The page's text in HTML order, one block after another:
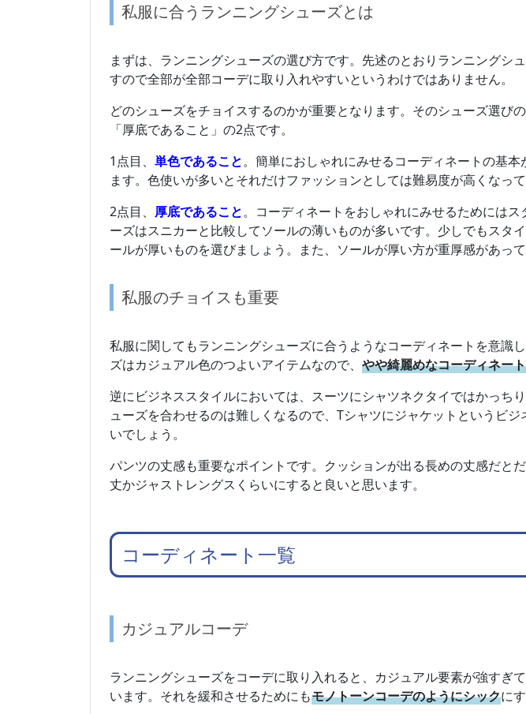
私服に合うランニングシューズとは
まずは、ランニングシューズの選び方です。先述のとおりランニングシ
すので全部が全部コーデに取り入れやすいというわけではありません。
どのシューズをチョイスするのかが重要となります。そのシューズ選び
「厚底であること」の2点です。
1点目、 単色であること。簡単におしゃれにみせるコーディネートの基
ます。色使いが多いとそれだけファッションとしては難易度が高くなって
2点目、 厚底であること。コーディネートをおしゃれにみせるためには
ーズはスニカーと比較してソールの薄いものが多いです。少しでもスタ
ールが厚いものを選びましょう。また、ソールが厚い方が重厚感があって
私服のチョイスも重要
私服に関してもランニングシューズに合うようなコーディネートを意識
ズはカジュアル色のつよいアイテムなので、 やや綺麗めなコーディネー
逆にビジネススタイルにおいては、スーツにシャツネクタイではかっち
ューズを合わせるのは難しくなるので、Tシャツにジャケットというビ
いでしょう。
パンツの丈感も重要なポイントです。クッションが出る長めの丈感だと
丈かジャストレングスくらいにすると良いと思います。
コーディネート一覧
カジュアルコーデ
ランニングシューズをコーデに取り入れると、カジュアル要素が強すぎ
います。それを緩和させるためにもモノトーンコーデのようにシックに